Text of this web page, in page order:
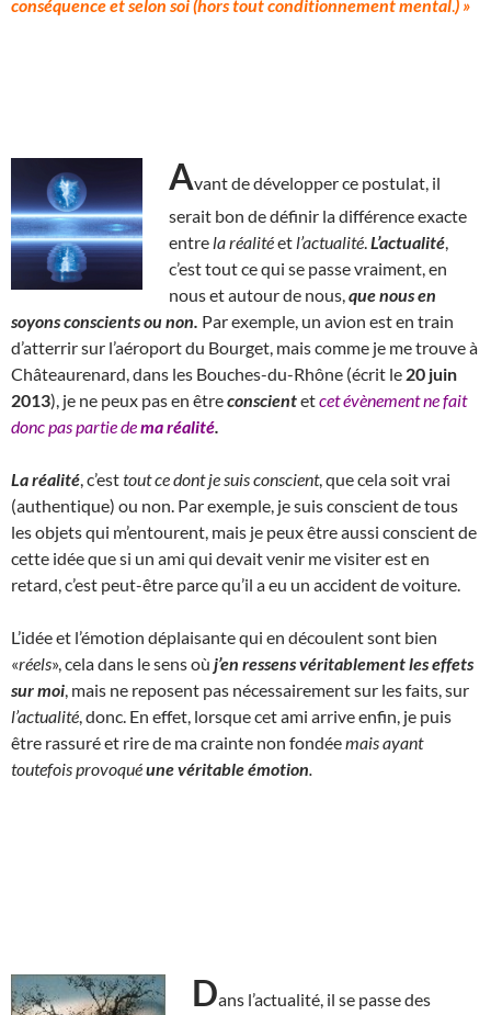
conséquence et selon soi (hors tout conditionnement mental ) »
Avant de développer ce postulat, il
serait bon de définir la différence exacte
entre laréalitéet l’actualité L’actualité
c’est tout ce qui se passe vraiment, en
nous et autour de nous, que nous en
soyons conscients ou non. Par exemple, un avion est en train
d’atterrir sur l’aéroport du Bourget, mais comme je me trouve à
Châteaurenard, dans les Bouches-du-Rhône (écrit le 20 juin
2013), je ne peux pas en êtreconscientetcet évènement ne fait
donc pas partie dema réalité
La réalité , c’esttout ce dont je suis conscient, que cela soit vrai
(authentique) ou non. Par exemple, je suis conscient de tous
les objets qui m’entourent, mais je peux être aussi conscient de
cette idée que si un ami qui devait venir me visiter est en
retard, c’est peut-être parce qu’il a eu un accident de voiture.
L’idée et l’émotion déplaisante qui en découlent sont bien
«réels», cela dans le sens où j’en ressens véritablement les effets
sur moi , mais ne reposent pas nécessairement sur les faits, sur
l’actualité , donc. En effet, lorsque cet ami arrive enfin, je puis
être rassuré et rire de ma crainte non fondéemais ayant
toutefois provoquéunevéritableémotion
Dans l’actualité, il se passe des